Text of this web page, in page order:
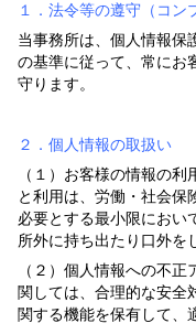
１．法令等の遵守（コン
当事務所は、個人情報保
の基準に従って、常にお
守ります。
２．個人情報の取扱い
（１）お客様の情報の
と利用は、労働・社会保
必要とする最小限におい
所外に持ち出たり口外を
（２）個人情報への不
関しては、合理的な安全
関する機能を保有して、